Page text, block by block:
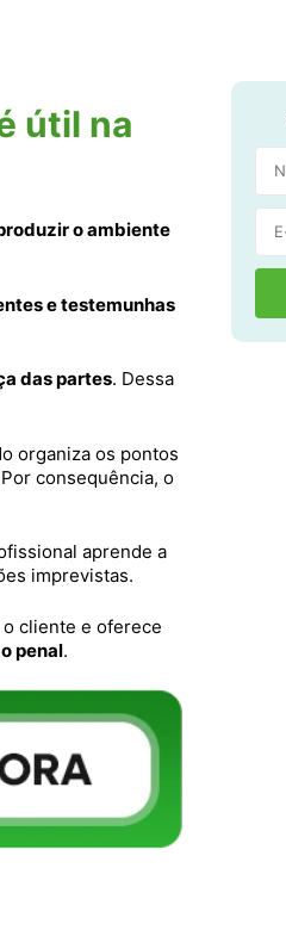
útil na
o ambiente
e testemunhas
das partes. Dessa
organiza os pontos
consequência, o
aprende a
imprevistas.
cliente e oferece
penal.